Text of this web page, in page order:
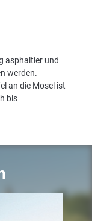
asphaltier und
werden.
an die Mosel ist
bis